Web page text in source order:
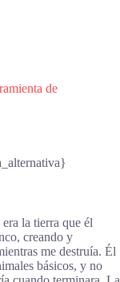
de
la tierra que él
creando y
me destruía. Él
básicos, y no